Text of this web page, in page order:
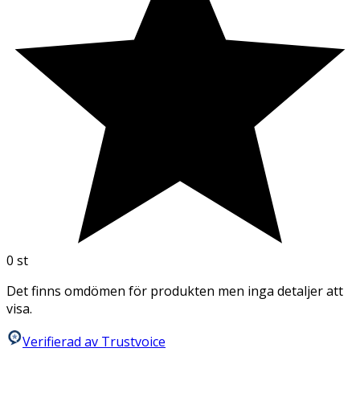
0 st
Det finns omdömen för produkten men inga detaljer att
visa.
Verifierad av Trustvoice